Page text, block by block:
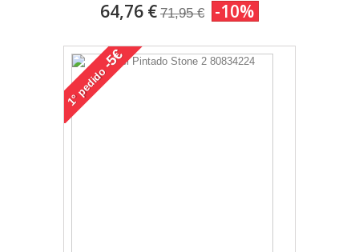
64,76 € 71,95 € -10%
1°
pedido
-5€